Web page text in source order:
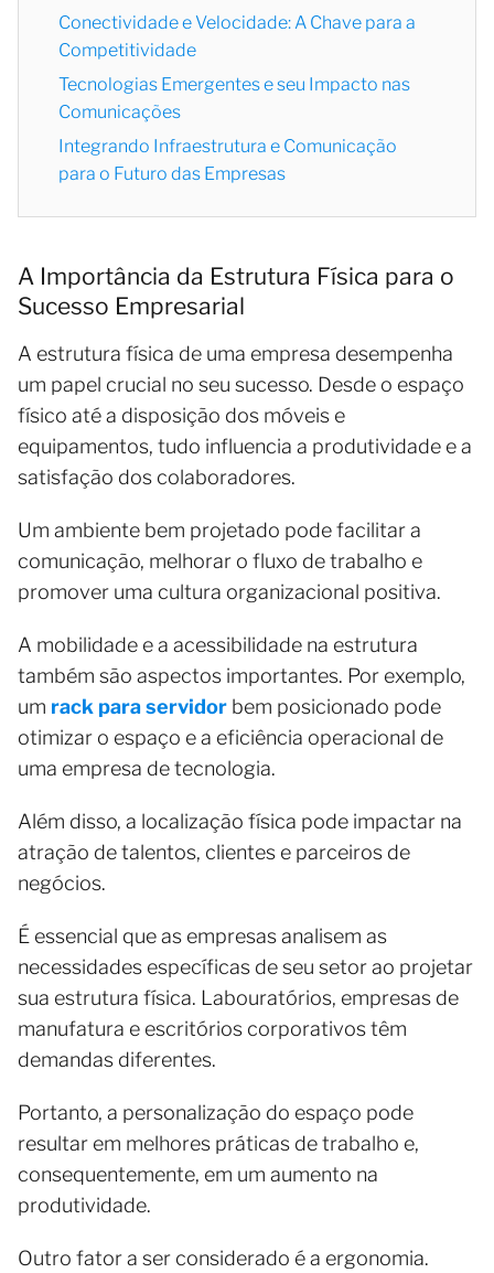
Conectividade e Velocidade: A Chave para a
Competitividade
Tecnologias Emergentes e seu Impacto nas
Comunicações
Integrando Infraestrutura e Comunicação
para o Futuro das Empresas
A Importância da Estrutura Física para o
Sucesso Empresarial
A estrutura física de uma empresa desempenha
um papel crucial no seu sucesso. Desde o espaço
físico até a disposição dos móveis e
equipamentos, tudo influencia a produtividade e a
satisfação dos colaboradores.
Um ambiente bem projetado pode facilitar a
comunicação, melhorar o fluxo de trabalho e
promover uma cultura organizacional positiva.
A mobilidade e a acessibilidade na estrutura
também são aspectos importantes. Por exemplo,
um rack para servidor bem posicionado pode
otimizar o espaço e a eficiência operacional de
uma empresa de tecnologia.
Além disso, a localização física pode impactar na
atração de talentos, clientes e parceiros de
negócios.
É essencial que as empresas analisem as
necessidades específicas de seu setor ao projetar
sua estrutura física. Labouratórios, empresas de
manufatura e escritórios corporativos têm
demandas diferentes.
Portanto, a personalização do espaço pode
resultar em melhores práticas de trabalho e,
consequentemente, em um aumento na
produtividade.
Outro fator a ser considerado é a ergonomia.